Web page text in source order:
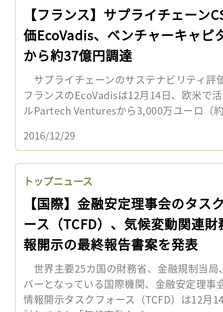
【フランス】サプライチェーン
価EcoVadis、ベンチャーキャピ
から約37億円調達
サプライチェーンのサステナビリティ評
フランスのEcoVadisは12月14日、欧米で
ルPartech Venturesから3,000万ユーロ（
2016/12/29
トップニュース
【国際】金融安定理事会のタス
ース（TCFD）、気候変動関連財
報開示の最終報告書案を発表
世界主要25カ国の財務省、金融規制当局
バーとなっている国際機関、金融安定理事
情報開示タスクフォース（TCFD）は12月